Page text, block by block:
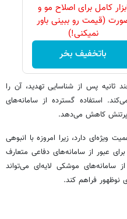
کامل برای اصلاح مو و
(قیمت رو ببینی باور
نمیکنی!)
باتخفیف بخر
ثانیه پس از شناسایی تهدید، آن را
استفاده گسترده از سامانه‌های
پرتنش کاهش می‌دهد.
ویژه‌ای دارد، زیرا امروزه با انبوهی
عبور از سامانه‌های دفاعی متعارف
سامانه‌های موشکی لایه‌ای می‌تواند
نوظهور فراهم کند.